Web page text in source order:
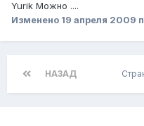
Yurik Можно ....
Изменено 19 апреля 2009
НАЗАД